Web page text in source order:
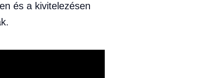
és a kivitelezésen